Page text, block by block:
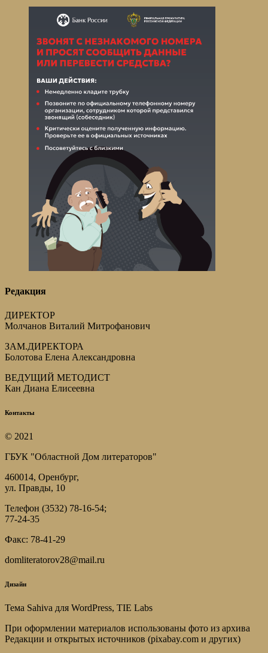
Редакция
ДИРЕКТОР
Молчанов Виталий Митрофанович
ЗАМ.ДИРЕКТОРА
Болотова Елена Александровна
ВЕДУЩИЙ МЕТОДИСТ
Кан Диана Елисеевна
Контакты
© 2021
ГБУК "Областной Дом литераторов"
460014, Оренбург,
ул. Правды, 10
Телефон (3532) 78-16-54;
77-24-35
Факс: 78-41-29
domliteratorov28@mail.ru
Дизайн
Тема Sahiva для WordPress, TIE Labs
При оформлении материалов использованы фото из архива
Редакции и открытых источников (pixabay.com и других)